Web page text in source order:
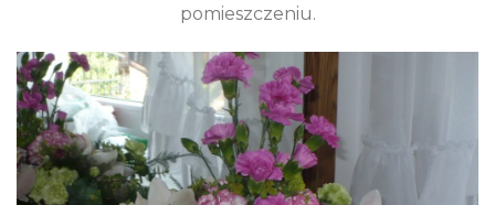
pomieszczeniu.